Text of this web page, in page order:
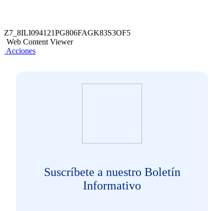
Z7_8ILI094121PG806FAGK83S3OF5
Web Content Viewer
Acciones
Suscríbete a nuestro Boletín
Informativo